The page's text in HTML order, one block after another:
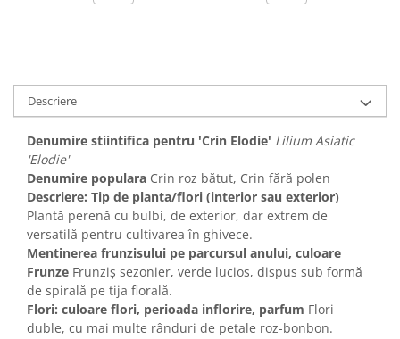
Descriere
Denumire stiintifica pentru 'Crin Elodie' Lilium Asiatic
'Elodie'
Denumire populara Crin roz bătut, Crin fără polen
Descriere: Tip de planta/flori (interior sau exterior)
Plantă perenă cu bulbi, de exterior, dar extrem de
versatilă pentru cultivarea în ghivece.
Mentinerea frunzisului pe parcursul anului, culoare
Frunze Frunziș sezonier, verde lucios, dispus sub formă
de spirală pe tija florală.
Flori: culoare flori, perioada inflorire, parfum Flori
duble, cu mai multe rânduri de petale roz-bonbon.